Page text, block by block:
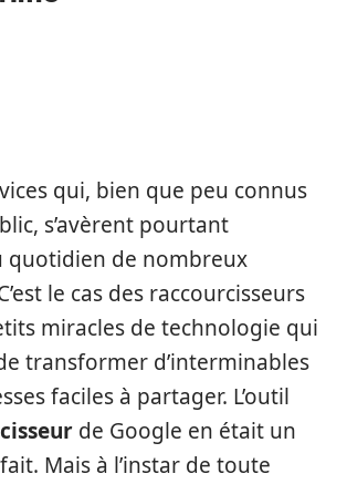
qui, bien que peu connus
s’avèrent pourtant
quotidien de nombreux
le cas des raccourcisseurs
miracles de technologie qui
transformer d’interminables
faciles à partager. L’outil
de Google en était un
Mais à l’instar de toute